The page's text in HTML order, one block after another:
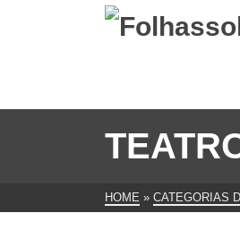
HOME » CATEGORIAS